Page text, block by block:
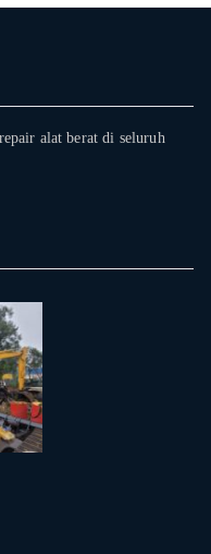
alat berat di seluruh